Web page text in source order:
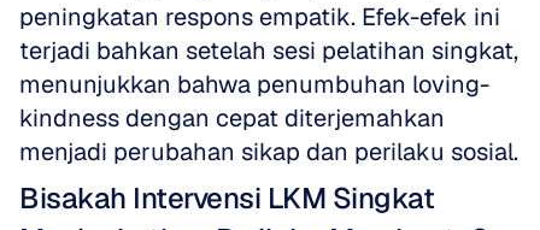
peningkatan respons empatik. Efek-efek ini
terjadi bahkan setelah sesi pelatihan singkat,
menunjukkan bahwa penumbuhan loving-
kindness dengan cepat diterjemahkan
menjadi perubahan sikap dan perilaku sosial.
Bisakah Intervensi LKM Singkat